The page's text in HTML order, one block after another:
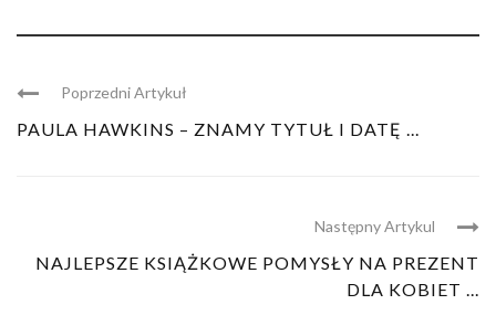
Poprzedni Artykuł
PAULA HAWKINS – ZNAMY TYTUŁ I DATĘ ...
Następny Artykul
NAJLEPSZE KSIĄŻKOWE POMYSŁY NA PREZENT
DLA KOBIET ...